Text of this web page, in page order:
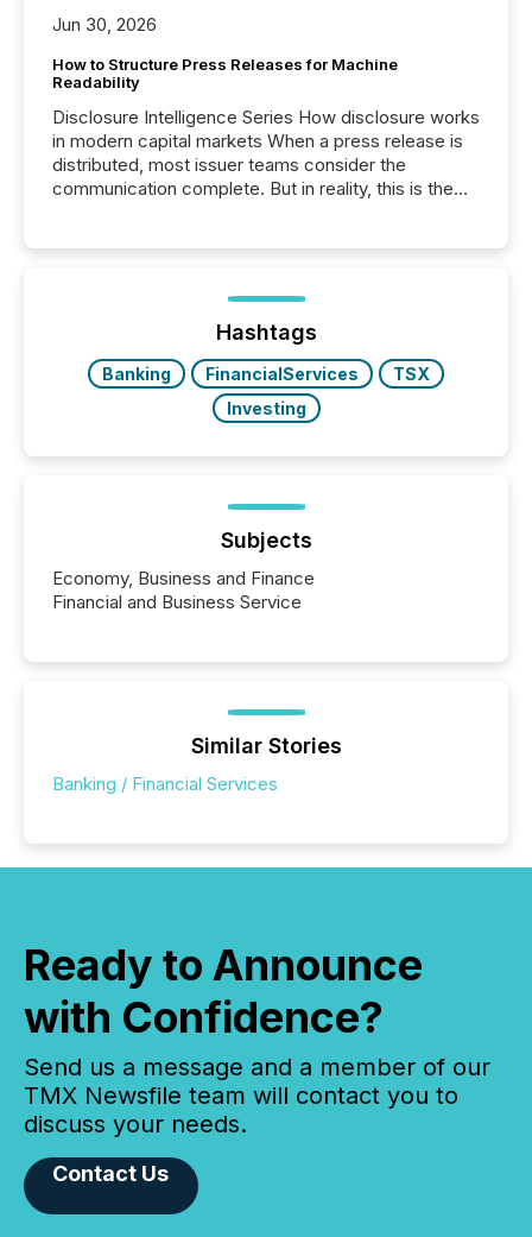
Jun 30, 2026
How to Structure Press Releases for Machine
Readability
Disclosure Intelligence Series How disclosure works
in modern capital markets When a press release is
distributed, most issuer teams consider the
communication complete. But in reality, this is the
Before many investors read a press release,
machines identify companies, extract key facts,...
Hashtags
Banking FinancialServices
TSX
Investing
Subjects
Economy, Business and Finance
Financial and Business Service
Similar Stories
Banking / Financial Services
Ready to Announce
with Confidence?
Send us a message and a member of our
TMX Newsfile team will contact you to
discuss your needs.
Contact Us